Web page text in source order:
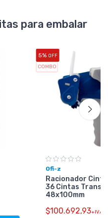
para embalar
5% OFF
COMBO
Ofi-z
Racionador
36 Cintas
48x100mm
$100.692,93+IVA